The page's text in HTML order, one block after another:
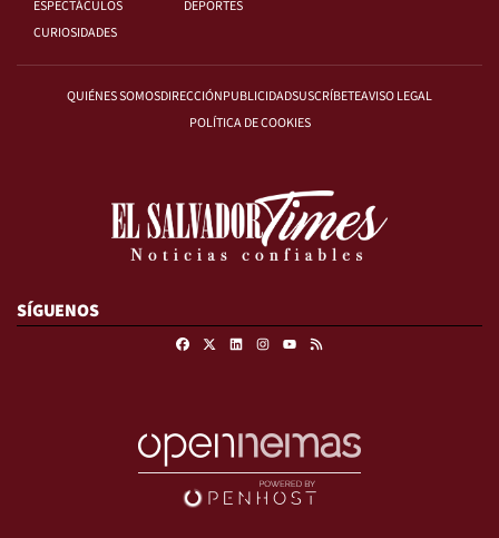
ESPECTÁCULOS
DEPORTES
CURIOSIDADES
QUIÉNES SOMOSDIRECCIÓNPUBLICIDADSUSCRÍBETEAVISO LEGAL
POLÍTICA DE COOKIES
SÍGUENOS
FacebookLinkedinInstagram